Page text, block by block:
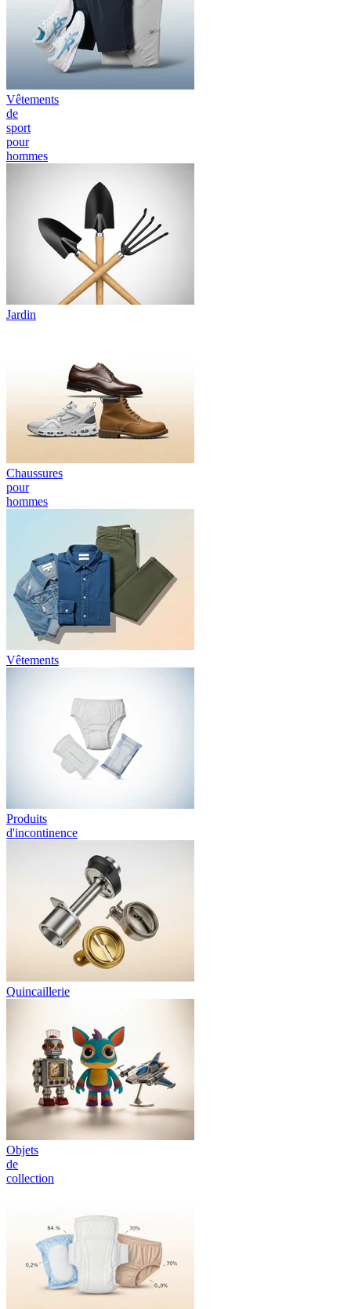
Vêtements
de
sport
pour
hommes
Jardin
Chaussures
pour
hommes
Vêtements
Produits
d'incontinence
Quincaillerie
Objets
de
collection